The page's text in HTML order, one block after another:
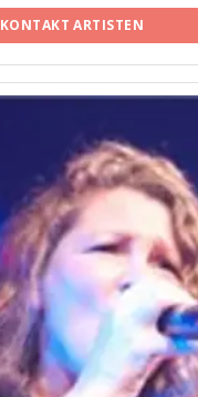
KONTAKT ARTISTEN